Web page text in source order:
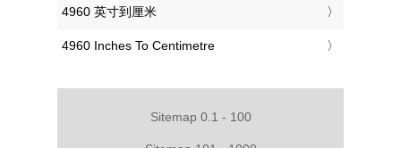
‎4960 英寸到厘米
‎4960 Inches To Centimetre
Sitemap 0.1 - 100